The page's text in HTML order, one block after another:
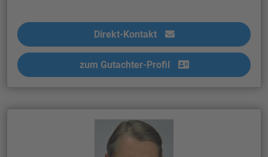
Direkt-Kontakt
zum Gutachter-Profil